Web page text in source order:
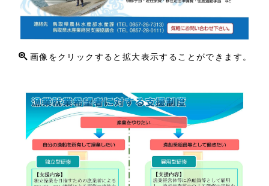
画像をクリックすると拡大表示することができます。